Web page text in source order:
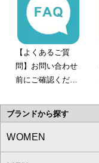
【よくあるご質
問】お問い合わせ
前にご確認くださ
ブランドから探す
WOMEN